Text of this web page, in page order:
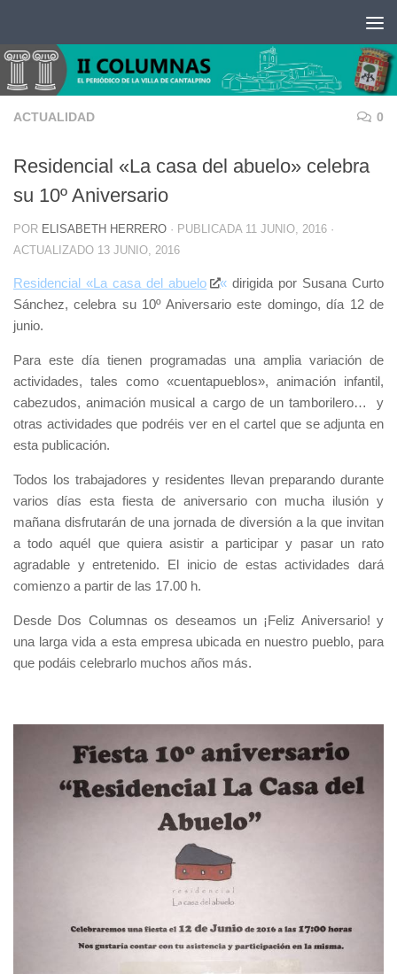
ACTUALIDAD 0
Residencial «La casa del abuelo» celebra
su 10º Aniversario
POR ELISABETH HERRERO · PUBLICADA 11 JUNIO, 2016 ·
ACTUALIZADO 13 JUNIO, 2016
Residencial «La casa del abuelo « dirigida por Susana Curto
Sánchez, celebra su 10º Aniversario este domingo, día 12 de
junio.
Para este día tienen programadas una amplia variación de
actividades, tales como «cuentapueblos», animación infantil,
cabezudos, animación musical a cargo de un tamborilero… y
otras actividades que podréis ver en el cartel que se adjunta en
esta publicación.
Todos los trabajadores y residentes llevan preparando durante
varios días esta fiesta de aniversario con mucha ilusión y
mañana disfrutarán de una jornada de diversión a la que invitan
a todo aquél que quiera asistir a participar y pasar un rato
agradable y entretenido. El inicio de estas actividades dará
comienzo a partir de las 17.00 h.
Desde Dos Columnas os deseamos un ¡Feliz Aniversario! y
una larga vida a esta empresa ubicada en nuestro pueblo, para
que podáis celebrarlo muchos años más.